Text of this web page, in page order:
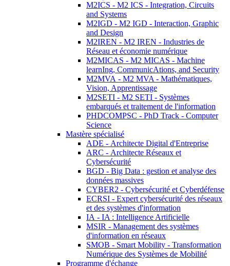
M2ICS - M2 ICS - Integration, Circuits
and Systems
M2IGD - M2 IGD - Interaction, Graphic
and Design
M2IREN - M2 IREN - Industries de
Réseau et économie numérique
M2MICAS - M2 MICAS - Machine
learnIng, CommunicAtions, and Security
M2MVA - M2 MVA - Mathématiques,
Vision, Apprentissage
M2SETI - M2 SETI - Systèmes
embarqués et traitement de l'information
PHDCOMPSC - PhD Track - Computer
Science
Mastère spécialisé
ADE - Architecte Digital d'Entreprise
ARC - Architecte Réseaux et
Cybersécurité
BGD - Big Data : gestion et analyse des
données massives
CYBER2 - Cybersécurité et Cyberdéfense
ECRSI - Expert cybersécurité des réseaux
et des systèmes d'information
IA - IA : Intelligence Artificielle
MSIR - Management des systèmes
d'information en réseaux
SMOB - Smart Mobility - Transformation
Numérique des Systèmes de Mobilité
Programme d'échange